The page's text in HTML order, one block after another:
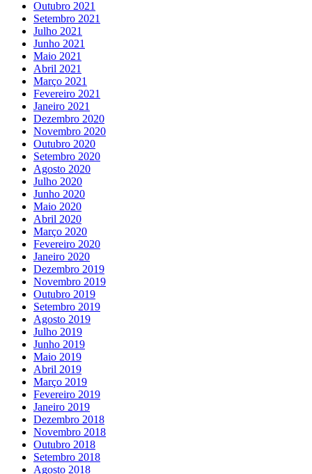
Outubro 2021
Setembro 2021
Julho 2021
Junho 2021
Maio 2021
Abril 2021
Março 2021
Fevereiro 2021
Janeiro 2021
Dezembro 2020
Novembro 2020
Outubro 2020
Setembro 2020
Agosto 2020
Julho 2020
Junho 2020
Maio 2020
Abril 2020
Março 2020
Fevereiro 2020
Janeiro 2020
Dezembro 2019
Novembro 2019
Outubro 2019
Setembro 2019
Agosto 2019
Julho 2019
Junho 2019
Maio 2019
Abril 2019
Março 2019
Fevereiro 2019
Janeiro 2019
Dezembro 2018
Novembro 2018
Outubro 2018
Setembro 2018
Agosto 2018